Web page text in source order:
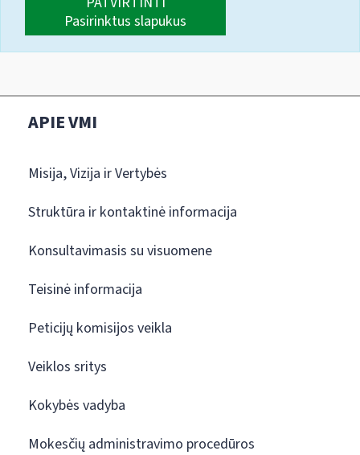
Pasirinktus slapukus
APIE VMI
Misija, Vizija ir Vertybės
Struktūra ir kontaktinė informacija
Konsultavimasis su visuomene
Teisinė informacija
Peticijų komisijos veikla
Veiklos sritys
Kokybės vadyba
Mokesčių administravimo procedūros